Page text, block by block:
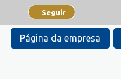
Seguir
Página da empresa